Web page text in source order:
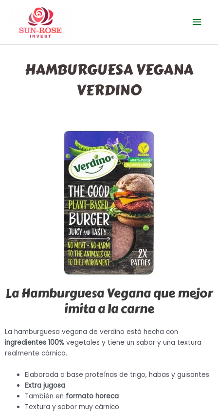
contenido
HAMBURGUESA VEGANA
VERDINO
La Hamburguesa Vegana que mejor
imita a la carne
La hamburguesa vegana de verdino está hecha con
ingredientes 100% vegetales y tiene un sabor y una textura
realmente cárnico.
Elaborada a base proteínas de trigo, habas y guisantes
Extra jugosa
También en formato horeca
Textura y sabor muy cárnico